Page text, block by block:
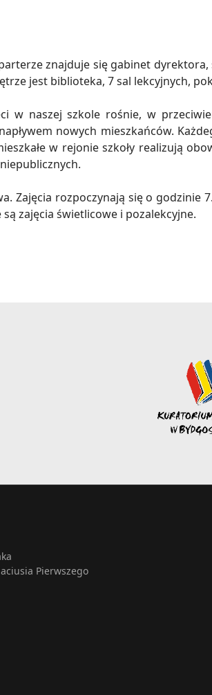
znajduje się gabinet
jest biblioteka, 7 sal lekcyjnych,
w naszej szkole rośnie, w
nowych mieszkańców.
w rejonie szkoły realizują
Zajęcia rozpoczynają się o godzinie
zajęcia świetlicowe i pozalekcyjne.
Pierwszego